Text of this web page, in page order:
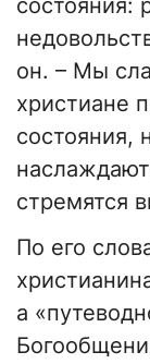
состояния:
он. – Мы
христиане
состояния,
стремятся
По его
а